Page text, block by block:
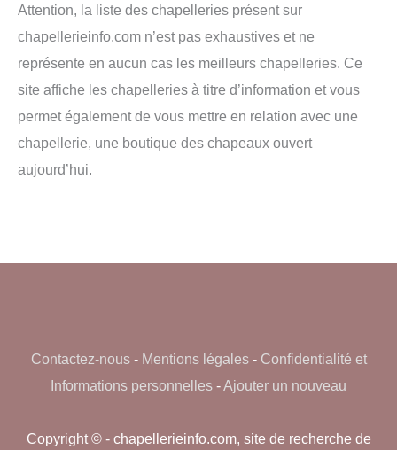
Attention, la liste des chapelleries présent sur
chapellerieinfo.com n’est pas exhaustives et ne
représente en aucun cas les meilleurs chapelleries. Ce
site affiche les chapelleries à titre d’information et vous
permet également de vous mettre en relation avec une
chapellerie, une boutique des chapeaux ouvert
aujourd’hui.
Contactez-nous- Mentions légales- Confidentialité et
Informations personnelles -Ajouter un nouveau
Copyright © - chapellerieinfo.com, site de recherche de